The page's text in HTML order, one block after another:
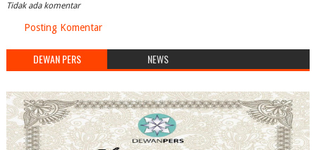
Tidak ada komentar
Posting Komentar
DEWAN PERS NEWS